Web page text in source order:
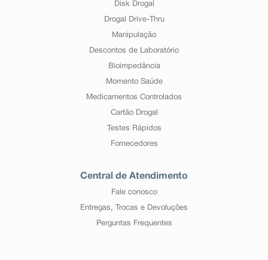
Disk Drogal
Drogal Drive-Thru
Manipulação
Descontos de Laboratório
Bioimpedância
Momento Saúde
Medicamentos Controlados
Cartão Drogal
Testes Rápidos
Fornecedores
Central de Atendimento
Fale conosco
Entregas, Trocas e Devoluções
Perguntas Frequentes